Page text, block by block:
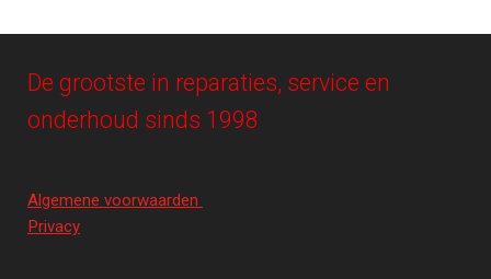
De grootste in reparaties, service en
onderhoud sinds 1998
Algemene voorwaarden
Privacy